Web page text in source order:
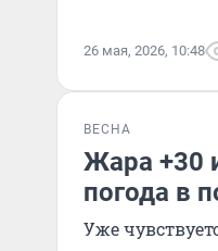
26 мая, 2026, 10:48
ВЕСНА
Жара +30
погода в
Уже